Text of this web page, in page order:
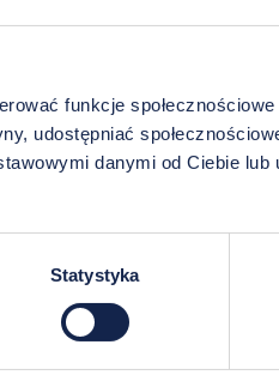
funkcje
udostępniać
danymi od Ciebie
Statystyka
krok po kroku?
włosów do analizy?
zamówić konsultację?